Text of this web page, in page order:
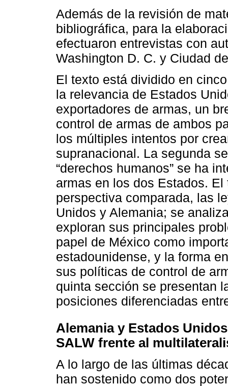
Además de la revisión de
bibliográfica, para la
efectuaron entrevistas con
Washington D. C. y Ciudad
El texto está dividido en
la relevancia de Estados
exportadores de armas, un
control de armas de ambos
los múltiples intentos por
supranacional. La segunda
“derechos humanos” se ha
armas en los dos Estados.
perspectiva comparada, las
Unidos y Alemania; se
exploran sus principales
papel de México como
estadounidense, y la forma
sus políticas de control de
quinta sección se presentan
posiciones diferenciadas
Alemania y Estados
SALW frente al
A lo largo de las últimas
han sostenido como dos